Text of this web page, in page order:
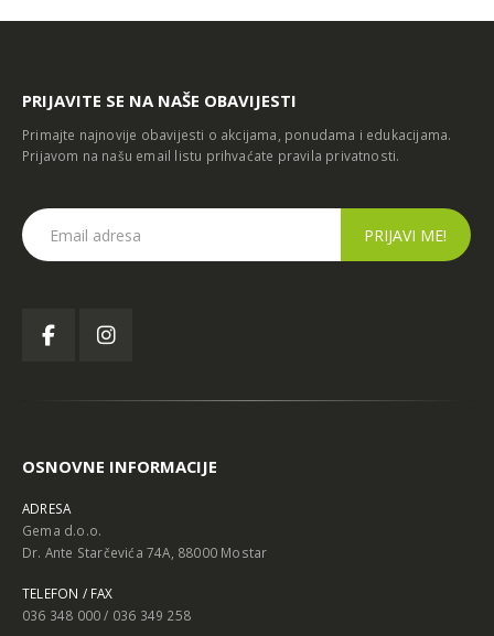
PRIJAVITE SE NA NAŠE OBAVIJESTI
Primajte najnovije obavijesti o akcijama, ponudama i edukacijama.
Prijavom na našu email listu prihvaćate pravila privatnosti.
OSNOVNE INFORMACIJE
ADRESA
Gema d.o.o.
Dr. Ante Starčevića 74A, 88000 Mostar
TELEFON / FAX
036 348 000 / 036 349 258